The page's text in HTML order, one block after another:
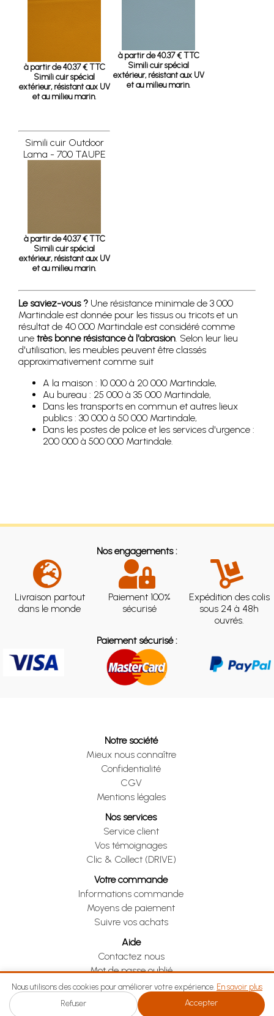
à partir de 40.37 € TTC
Simili cuir spécial
extérieur, résistant aux UV
et au milieu marin.
à partir de 40.37 € TTC
Simili cuir spécial
extérieur, résistant aux UV
et au milieu marin.
Simili cuir Outdoor
Lama - 700 TAUPE
à partir de 40.37 € TTC
Simili cuir spécial
extérieur, résistant aux UV
et au milieu marin.
Le saviez-vous ? Une résistance minimale de 3 000
Martindale est donnée pour les tissus ou tricots et un
résultat de 40 000 Martindale est considéré comme
une très bonne résistance à l'abrasion. Selon leur lieu
d'utilisation, les meubles peuvent être classés
approximativement comme suit
A la maison : 10 000 à 20 000 Martindale,
Au bureau : 25 000 à 35 000 Martindale,
Dans les transports en commun et autres lieux
publics : 30 000 à 50 000 Martindale,
Dans les postes de police et les services d'urgence :
200 000 à 500 000 Martindale.
Nos engagements :
Livraison partout
dans le monde
Paiement 100%
sécurisé
Expédition des colis
sous 24 à 48h
ouvrés.
Paiement sécurisé :
Notre société
Mieux nous connaître
Confidentialité
CGV
Mentions légales
Nos services
Service client
Vos témoignages
Clic & Collect (DRIVE)
Votre commande
Informations commande
Moyens de paiement
Suivre vos achats
Aide
Contactez nous
Mot de passe oublié
Je me rétracte
Je me rétracte
Nous utilisons des cookies pour améliorer votre expérience. En savoir plus
Refuser Accepter